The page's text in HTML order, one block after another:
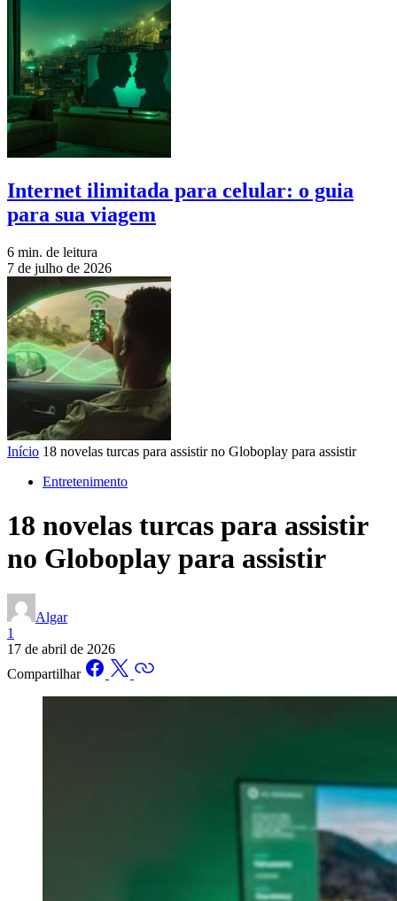
Internet ilimitada para celular: o guia
para sua viagem
6 min. de leitura
7 de julho de 2026
Início 18 novelas turcas para assistir no Globoplay para assistir
Entretenimento
18 novelas turcas para assistir
no Globoplay para assistir
Algar
1
17 de abril de 2026
Compartilhar